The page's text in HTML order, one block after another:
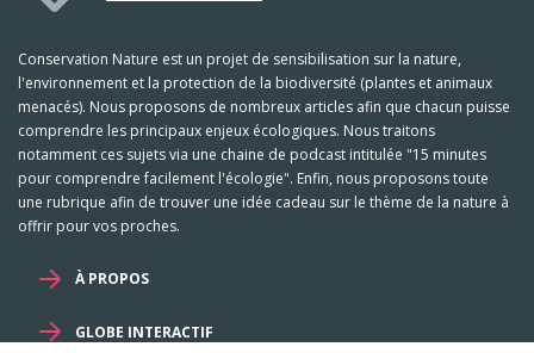
Conservation Nature est un projet de sensibilisation sur la nature,
l'environnement et la protection de la biodiversité (plantes et animaux
menacés). Nous proposons de nombreux articles afin que chacun puisse
comprendre les principaux enjeux écologiques. Nous traitons
notamment ces sujets via une chaine de podcast intitulée "15 minutes
pour comprendre facilement l'écologie". Enfin, nous proposons toute
une rubrique afin de trouver une idée cadeau sur le thème de la nature à
offrir pour vos proches.
À PROPOS
GLOBE INTERACTIF